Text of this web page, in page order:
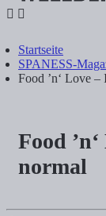
Startseite
SPANESS-
Food ’n‘ Love –
Food
Food
normal